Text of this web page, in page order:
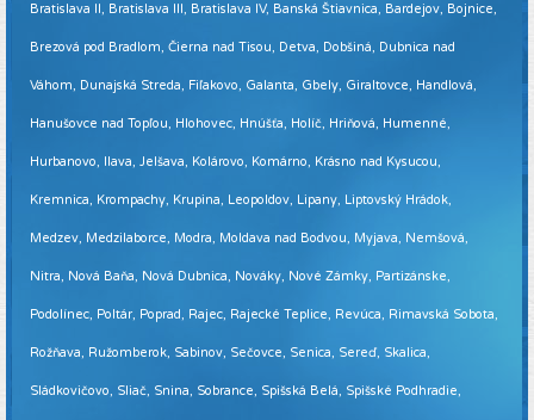
Bratislava II, Bratislava III, Bratislava IV, Banská Štiavnica, Bardejov, Bojnice,
Brezová pod Bradlom, Čierna nad Tisou, Detva, Dobšiná, Dubnica nad
Váhom, Dunajská Streda, Fiľakovo, Galanta, Gbely, Giraltovce, Handlová,
Hanušovce nad Topľou, Hlohovec, Hnúšťa, Holíč, Hriňová, Humenné,
Hurbanovo, Ilava, Jelšava, Kolárovo, Komárno, Krásno nad Kysucou,
Kremnica, Krompachy, Krupina, Leopoldov, Lipany, Liptovský Hrádok,
Medzev, Medzilaborce, Modra, Moldava nad Bodvou, Myjava, Nemšová,
Nitra, Nová Baňa, Nová Dubnica, Nováky, Nové Zámky, Partizánske,
Podolínec, Poltár, Poprad, Rajec, Rajecké Teplice, Revúca, Rimavská Sobota,
Rožňava, Ružomberok, Sabinov, Sečovce, Senica, Sereď, Skalica,
Sládkovičovo, Sliač, Snina, Sobrance, Spišská Belá, Spišské Podhradie,